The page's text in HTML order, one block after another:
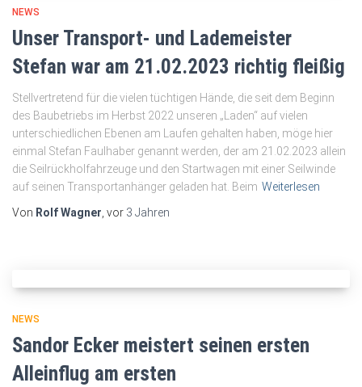
NEWS
Unser Transport- und Lademeister
Stefan war am 21.02.2023 richtig fleißig
Stellvertretend für die vielen tüchtigen Hände, die seit dem Beginn
des Baubetriebs im Herbst 2022 unseren „Laden“ auf vielen
unterschiedlichen Ebenen am Laufen gehalten haben, möge hier
einmal Stefan Faulhaber genannt werden, der am 21.02.2023 allein
die Seilrückholfahrzeuge und den Startwagen mit einer Seilwinde
auf seinen Transportanhänger geladen hat. Beim Weiterlesen
Von Rolf Wagner , vor 3 Jahren
NEWS
Sandor Ecker meistert seinen ersten
Alleinflug am ersten